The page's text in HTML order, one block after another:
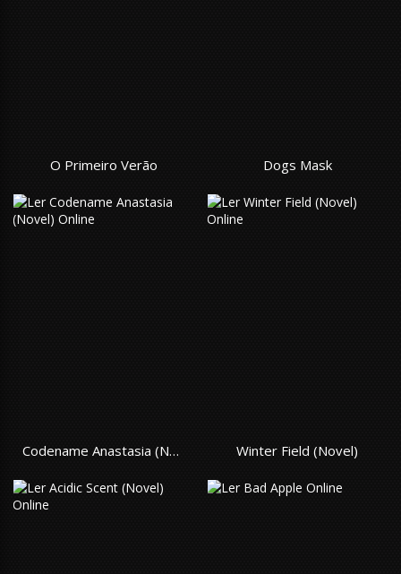
O Primeiro Verão Dogs Mask
Codename Anastasia (Novel) Winter Field (Novel)